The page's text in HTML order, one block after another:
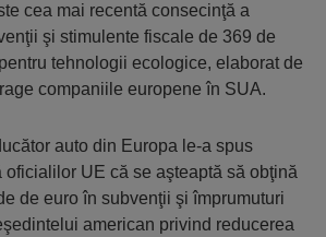
cea mai recentă consecinţă a
şi stimulente fiscale de 369 de
tehnologii ecologice, elaborat de
companiile europene în SUA.
auto din Europa le-a spus
oficialilor UE că se aşteaptă să obţină
de euro în subvenţii şi împrumuturi
american privind reducerea